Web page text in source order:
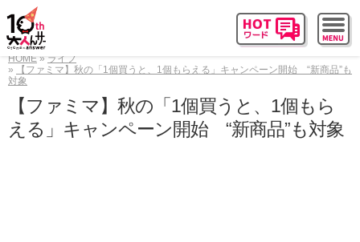
HOME
ライフ
【ファミマ】秋の「1個買うと、1個もらえる」キャンペーン開始 “新商品”も
対象
【ファミマ】秋の「1個買うと、1個もら
える」キャンペーン開始 “新商品”も対象